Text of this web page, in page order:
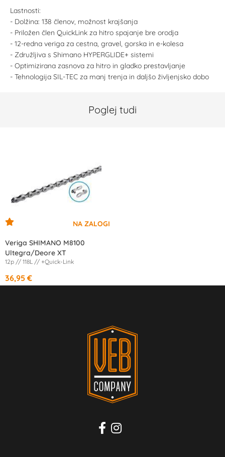
Lastnosti:
- Dolžina: 138 členov, možnost krajšanja
- Priložen člen QuickLink za hitro spajanje bre orodja
- 12-redna veriga za cestna, gravel, gorska in e-kolesa
- Združljiva s Shimano HYPERGLIDE+ sistemi
- Optimizirana zasnova za hitro in gladko prestavljanje
- Tehnologija SIL-TEC za manj trenja in daljšo življenjsko dobo
Poglej tudi
Veriga SHIMANO M8100
Ultegra/Deore XT
12p // 118L // +Quick-Link
36,95 €